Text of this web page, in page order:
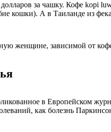
за чашку. Кофе kopi
кошки). А в Таиланде из
женщине, зависимой от
в Европейском
как болезнь